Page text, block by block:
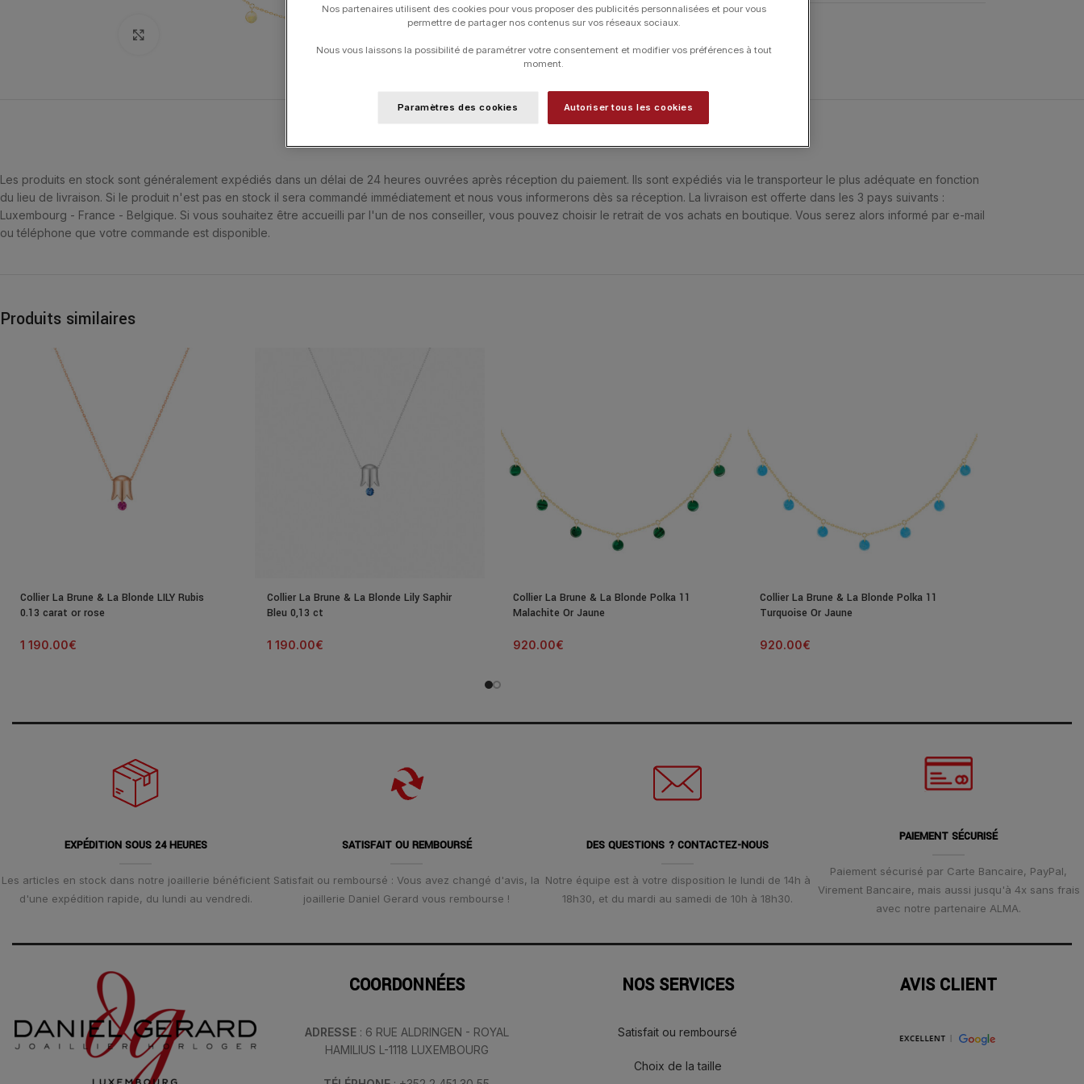
UGS :CL0118YGNC
Catégorie : LA BRUNE ET LA BLONDE
Les produits en stock sont généralement expédiés dans un délai de 24 heures ouvrées après réception du paiement. Ils sont expédiés via le transporteur le plus adéquate en fonction
du lieu de livraison. Si le produit n'est pas en stock il sera commandé immédiatement et nous vous informerons dès sa réception. La livraison est offerte dans les 3 pays suivants :
Luxembourg - France - Belgique. Si vous souhaitez être accueilli par l'un de nos conseiller, vous pouvez choisir le retrait de vos achats en boutique. Vous serez alors informé par e-mail
ou téléphone que votre commande est disponible.
Produits similaires
Collier La Brune & La Blonde LILY Rubis
0.13 carat or rose
1 190.00€
Collier La Brune & La Blonde Lily Saphir
Bleu 0,13 ct
1 190.00€
Collier La Brune & La Blonde Polka 11
Malachite Or Jaune
920.00€
Collier La Brune & La Blonde Polka 11
Turquoise Or Jaune
920.00€
EXPÉDITION SOUS 24 HEURES
Les articles en stock dans notre joaillerie bénéficient
d'une expédition rapide, du lundi au vendredi.
SATISFAIT OU REMBOURSÉ
Satisfait ou remboursé : Vous avez changé d'avis, la
joaillerie Daniel Gerard vous rembourse !
DES QUESTIONS ? CONTACTEZ-NOUS
Notre équipe est à votre disposition le lundi de 14h à
18h30, et du mardi au samedi de 10h à 18h30.
PAIEMENT SÉCURISÉ
Paiement sécurisé par Carte Bancaire, PayPal,
Virement Bancaire, mais aussi jusqu'à 4x sans frais
avec notre partenaire ALMA.
COORDONNÉES
ADRESSE: 6 RUE ALDRINGEN - ROYAL
HAMILIUS L-1118 LUXEMBOURG
NOS SERVICES
Satisfait ou remboursé
Choix de la taille
AVIS CLIENT
Nos partenaires utilisent des cookies pour vous proposer des publicités personnalisées et pour vous
permettre de partager nos contenus sur vos réseaux sociaux.
Nous vous laissons la possibilité de paramétrer votre consentement et modifier vos préférences à tout
moment.
Paramètres des cookies Autoriser tous les cookies